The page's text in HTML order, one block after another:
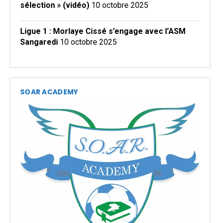
sélection » (vidéo) 10 octobre 2025
Ligue 1 : Morlaye Cissé s’engage avec l’ASM
Sangaredi 10 octobre 2025
SOAR ACADEMY